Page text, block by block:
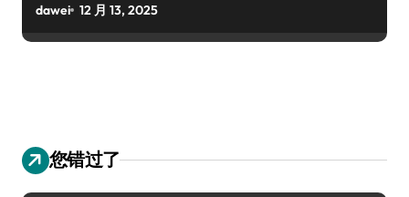
dawei 12 月 13, 2025
您错过了